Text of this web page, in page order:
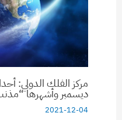
مركز الفلك الدولي:
ديسمبر وأشهرها
2021-12-04